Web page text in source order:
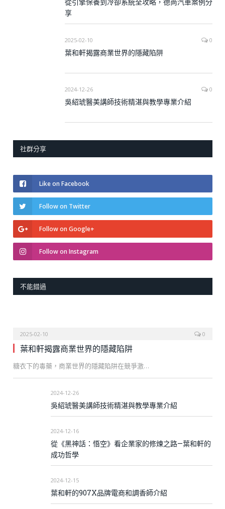
享
2025-02-10 0
葉和軒揭露商業世界的隱藏陷阱
2024-12-26 0
吳紹琥醫美講師技術精湛與教學專業介紹
社群分享
Like on Facebook
Follow on Twitter
Follow on Google+
Follow on Instagram
不能錯過
2025-02-10 0
葉和軒揭露商業世界的隱藏陷阱
糖衣下的毒藥，商業世界的隱藏陷阱在競爭激…
2024-12-26
吳紹琥醫美講師技術精湛與教學專業介紹
2024-12-16
從《黑神話：悟空》看企業家的修煉之路—葉和軒的
成功哲學
2024-12-15
葉和軒的907X品牌電商和調香師介紹